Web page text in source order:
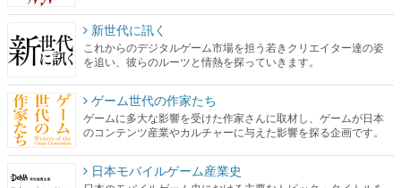
新世代に訊く
これからのデジタルゲーム市場を担う若きクリエイター達の姿
を追い、彼らのルーツと情熱を探っていきます。
ゲーム世代の作家たち
ゲームに多大な影響を受けた作家さんに取材し、ゲームが日本
のコンテンツ産業やカルチャーに与えた影響を探る企画です。
日本モバイルゲーム産業史